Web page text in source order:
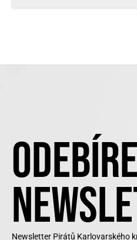
Newsletter Pirátů Karlovarského